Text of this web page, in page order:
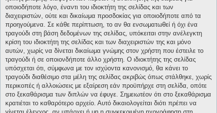
οποιοδήποτε λόγο, έναντι του ιδιοκτήτη της σελίδας και των
διαχειριστών, ούτε και δικαίωμα προσδοκίας για οποιοδήποτε από τα
προηγούμενα. Σε κάθε περίπτωση, το αν θα ενσωματωθεί ή όχι ένα
τραγούδι στη βάση δεδομένων της σελίδας, υπόκειται στην ανέλεγκτη
κρίση του ιδιοκτήτη της σελίδας και των διαχειριστών της και μόνο
αυτών, χωρίς να δίνεται δικαίωμα γνώμης στον χρήστη που έστειλε το
τραγούδι ή σε οποιονδήποτε άλλο χρήστη. Ο ιδιοκτήτης της σελίδας
υπόσχεται ότι, σύμφωνα με τον ισχύοντα κανονισμό, θα κάνει το
τραγούδι διαθέσιμο στα μέλη της σελίδας ακριβώς όπως στάλθηκε, χωρίς
περικοπές ή αλλοιώσεις με εξαίρεση εάν προϋπήρχε στη σελίδα, οπότε
στο ξεκαθάρισμα των διπλών να έφυγε. Σημειωτέον ότι στο ξεκαθάρισμα
κρατιέται το καθαρότερο αρχείο. Αυτό δικαιολογείται διότι πρέπει να